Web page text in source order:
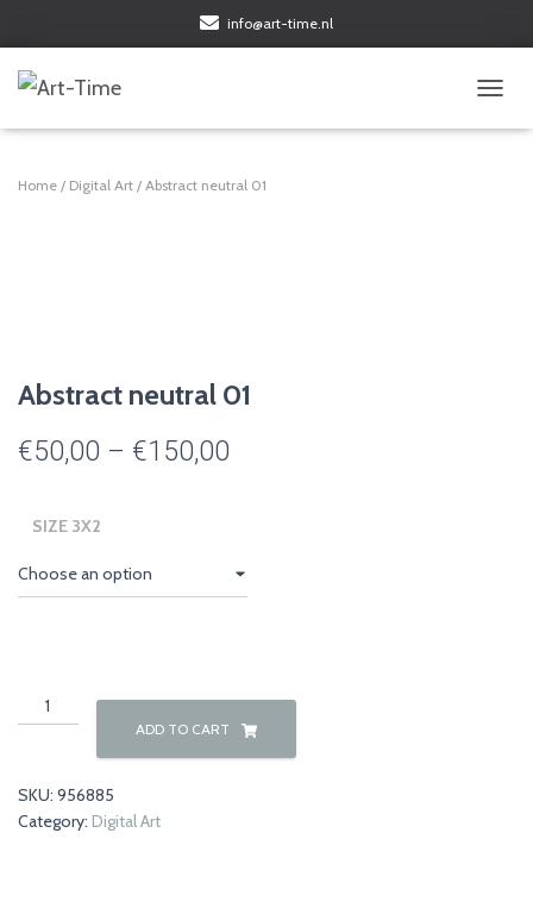
info@art-time.nl
Home / Digital Art / Abstract neutral 01
Abstract neutral 01
€50,00 – €150,00
through
SIZE 3X2
Abstract
neutral
ADD TO CART
SKU: 956885
Category: Digital Art